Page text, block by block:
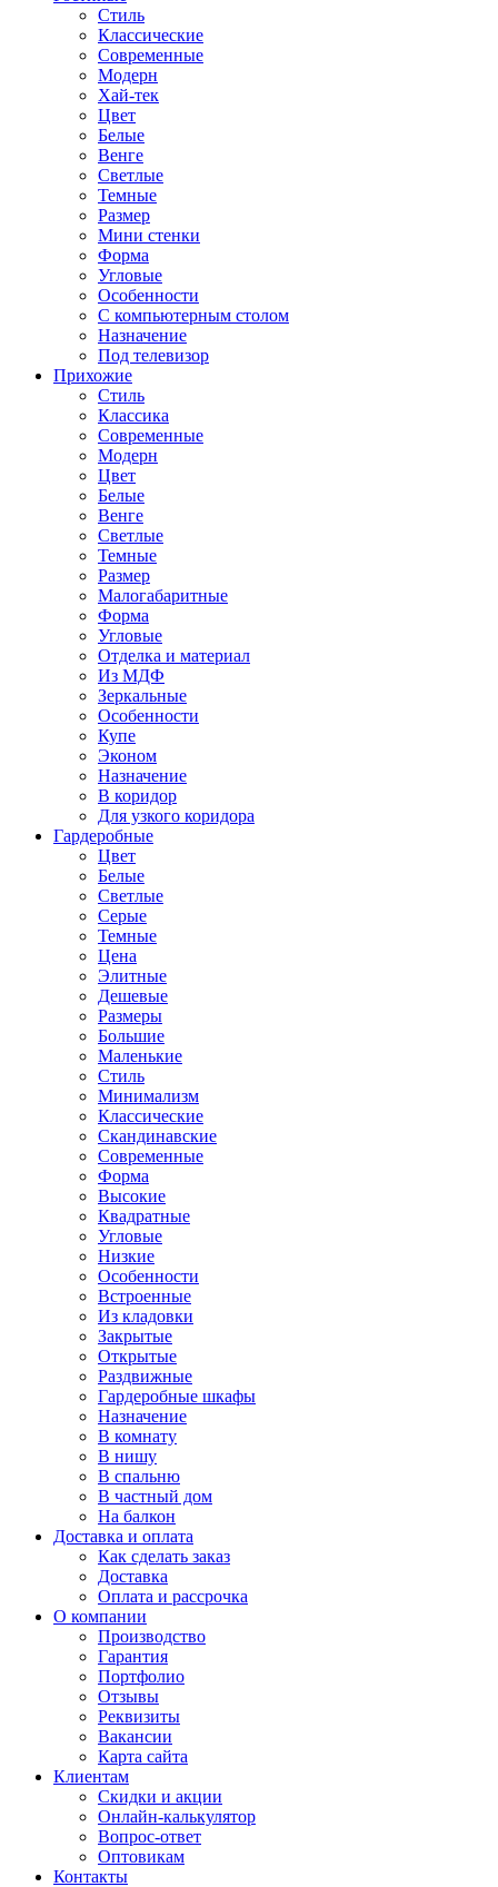
Стиль
Классические
Современные
Модерн
Хай-тек
Цвет
Белые
Венге
Светлые
Темные
Размер
Мини стенки
Форма
Угловые
Особенности
С компьютерным столом
Назначение
Под телевизор
Прихожие
Стиль
Классика
Современные
Модерн
Цвет
Белые
Венге
Светлые
Темные
Размер
Малогабаритные
Форма
Угловые
Отделка и материал
Из МДФ
Зеркальные
Особенности
Купе
Эконом
Назначение
В коридор
Для узкого коридора
Гардеробные
Цвет
Белые
Светлые
Серые
Темные
Цена
Элитные
Дешевые
Размеры
Большие
Маленькие
Стиль
Минимализм
Классические
Скандинавские
Современные
Форма
Высокие
Квадратные
Угловые
Низкие
Особенности
Встроенные
Из кладовки
Закрытые
Открытые
Раздвижные
Гардеробные шкафы
Назначение
В комнату
В нишу
В спальню
В частный дом
На балкон
Доставка и оплата
Как сделать заказ
Доставка
Оплата и рассрочка
О компании
Производство
Гарантия
Портфолио
Отзывы
Реквизиты
Вакансии
Карта сайта
Клиентам
Скидки и акции
Онлайн-калькулятор
Вопрос-ответ
Оптовикам
Контакты